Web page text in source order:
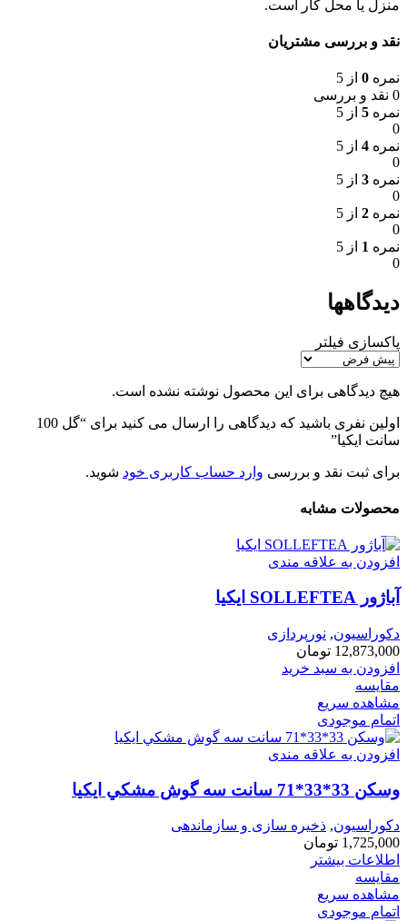
منزل یا محل کار است.
نقد و بررسی مشتریان
نمره 0 از 5
0 نقد و بررسی
نمره 5 از 5
0
نمره 4 از 5
0
نمره 3 از 5
0
نمره 2 از 5
0
نمره 1 از 5
0
دیدگاهها
پاکسازی فیلتر
هیچ دیدگاهی برای این محصول نوشته نشده است.
اولین نفری باشید که دیدگاهی را ارسال می کنید برای “گل 100
سانت ايكيا”
برای ثبت نقد و بررسی وارد حساب کاربری خود شوید.
محصولات مشابه
افزودن به علاقه مندی
آباژور SOLLEFTEA ايكيا
دکوراسیون, نورپردازی
12,873,000 تومان
افزودن به سبد خرید
مقایسه
مشاهده سریع
اتمام موجودی
افزودن به علاقه مندی
وسكن 33*33*71 سانت سه گوش مشكي ايكيا
دکوراسیون, ذخیره سازی و سازماندهی
1,725,000 تومان
اطلاعات بیشتر
مقایسه
مشاهده سریع
اتمام موجودی